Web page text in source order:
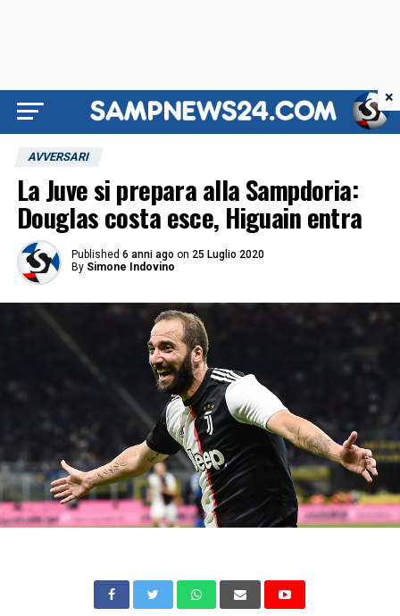
AVVERSARI
La Juve si prepara alla Sampdoria:
Douglas costa esce, Higuain entra
Published 6 anni ago on 25 Luglio 2020
By Simone Indovino
×